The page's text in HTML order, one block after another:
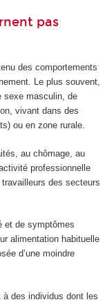
pas
des comportements
Le plus souvent,
sexe masculin, de
vivant dans des
ou en zone rurale.
au chômage, au
professionnelle
des secteurs
et de symptômes
alimentation habituelle
d’une moindre
à des individus dont les